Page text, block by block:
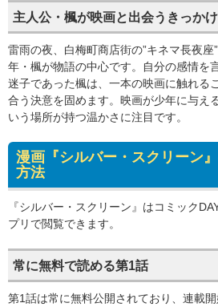
主人公・楓が映画と出会うきっかけ
雷雨の夜、白梅町商店街の”キネマ長夜
年・楓が物語の中心です。自分の感情を
迷子であった楓は、一本の映画に触れる
合う決意を固めます。映画が少年に与え
いう場所が持つ温かさに注目です。
漫画『シルバー・スクリーン
方法
『シルバー・スクリーン』はコミック
プリで閲覧できます。
常に無料で読める第1話
第1話は常に無料公開されており、連載